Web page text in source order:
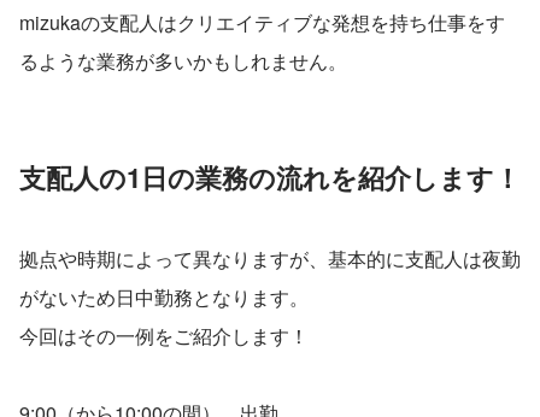
mizukaの支配人はクリエイティブな発想を持ち仕事をす
るような業務が多いかもしれません。
支配人の1日の業務の流れを紹介します！
拠点や時期によって異なりますが、基本的に支配人は夜勤
がないため日中勤務となります。
今回はその一例をご紹介します！